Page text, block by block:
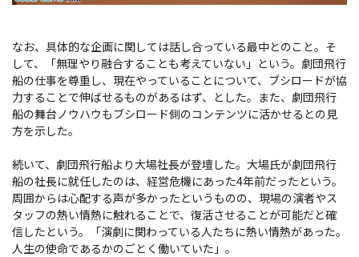
なお、具体的な企画に関しては話し合っている最中とのこと。そ
して、「無理やり融合することも考えていない」という。劇団飛行
船の仕事を尊重し、現在やっていることについて、ブシロードが協
力することで伸ばせるものがあるはず、とした。また、劇団飛行
船の舞台ノウハウもブシロード側のコンテンツに活かせるとの見
方を示した。
続いて、劇団飛行船より大場社長が登壇した。大場氏が劇団飛行
船の社長に就任したのは、経営危機にあった4年前だったという。
周囲からは心配する声が多かったというものの、現場の演者やス
タッフの熱い情熱に触れることで、復活させることが可能だと確
信したという。「演劇に関わっている人たちに熱い情熱があった。
人生の使命であるかのごとく働いていた」。